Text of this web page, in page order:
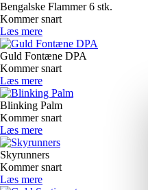
Bengalske Flammer 6 stk.
Kommer snart
Læs mere
Guld Fontæne DPA
Kommer snart
Læs mere
Blinking Palm
Kommer snart
Læs mere
Skyrunners
Kommer snart
Læs mere